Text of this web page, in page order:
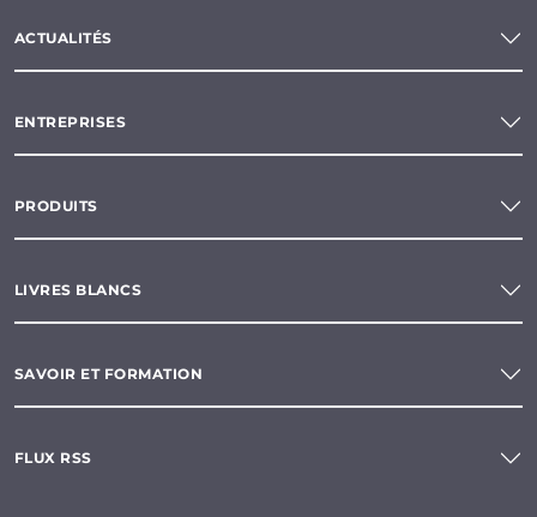
ACTUALITÉS
ENTREPRISES
PRODUITS
LIVRES BLANCS
SAVOIR ET FORMATION
FLUX RSS